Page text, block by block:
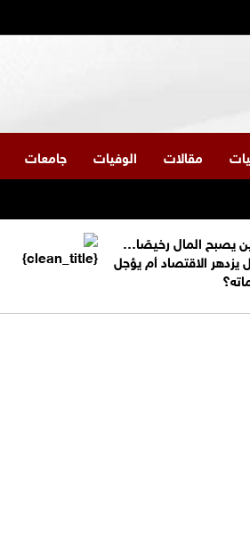
مقالات الوفيات جامعات
يصبح المال رخيصًا…
يزدهر الاقتصاد أم يؤجل